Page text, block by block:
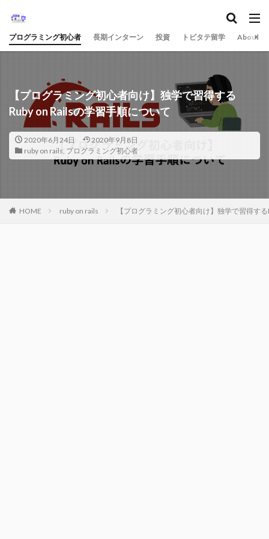
プログラミング初心者 長期インターン 投資 トビタテ留学 About
【プログラミング初心者向け】独学で習得する
Ruby on Railsの学習手順について
2020年6月24日
2020年9月8日
ruby on rails, プログラミング初心者
HOME ruby on rails 【プログラミング初心者向け】独学で習得す